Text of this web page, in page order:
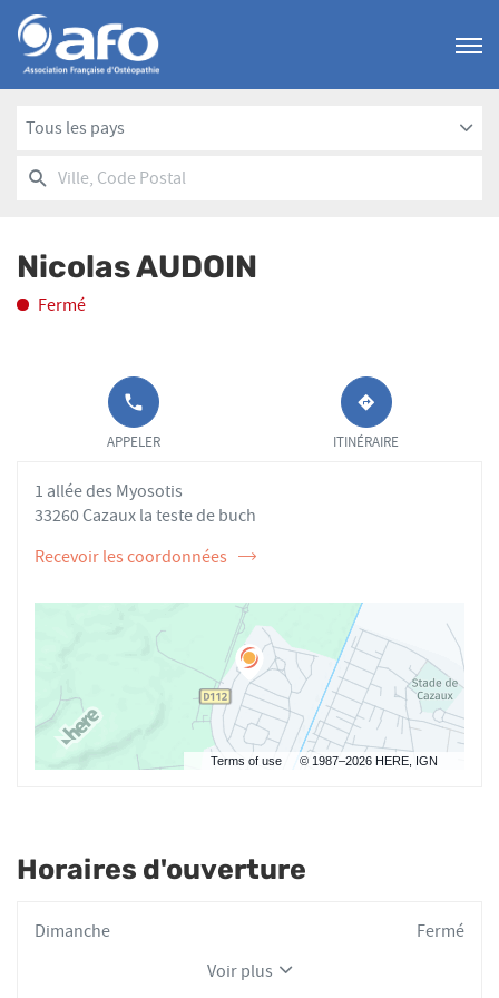
Menu
Tous les pays
Ville,RECHERCHER
UN
AFO
Nicolas AUDOIN
Fermé
APPELER LE
POINT DE
VENTE
AUDOIN AU
APPELER ITINÉRAIRE
JUSQU'AU
POINT
DE
1 allée des Myosotis
33260 Cazaux la teste de buch
Recevoir les coordonnées
de
Terms of use © 1987–2026 HERE, IGN
Horaires d'ouverture
Horaires
Dimanche
Fermé
Voir plus
et